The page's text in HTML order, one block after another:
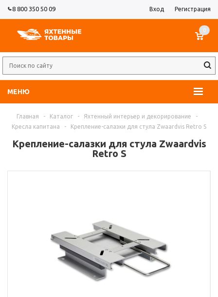
8 800 350 50 09 Вход Регистрация
МЕНЮ
0
Главная - Каталог - Яхтенный интерьер и декорирование
-
Кресла капитана
- Крепление-салазки для стула Zwaardvis Retro S
Крепление-салазки для стула Zwaardvis
Retro S